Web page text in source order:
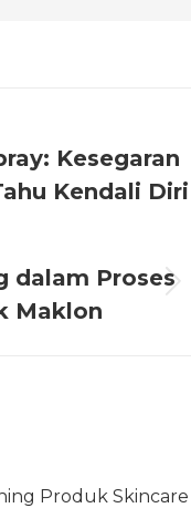
Kesegaran
Kendali Diri
dalam Proses
Maklon
Produk Skincare